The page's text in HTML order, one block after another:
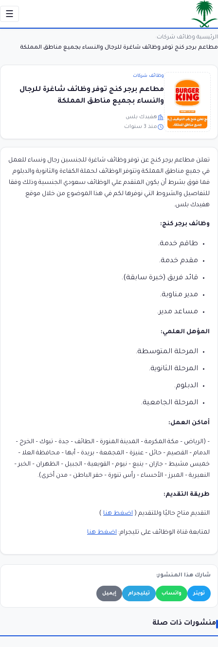
☰
الرئيسية وظائف شركات
مطاعم برجر كنج توفر وظائف شاغرة للرجال والنساء بجميع مناطق المملكة
وظائف شركات
مطاعم برجر كنج توفر وظائف شاغرة للرجال
والنساء بجميع مناطق المملكة
هفيدك بلس
منذ 3 سنوات
تعلن مطاعم برجر كنج عن توفر وظائف شاغرة للجنسين رجال ونساء للعمل
في جميع مناطق المملكة وتتوفر الوظائف لحملة الكفاءة والثانوية والدبلوم
فما فوق بشرط أن يكون المتقدم علي الوظائف سعودي الجنسية وذلك وفقا
للتفاصيل والشروط التي نوفرها لكم في هذا الموضوع من خلال موقع
هفيدك بلس.
وظائف برجر كنج:
طاقم خدمة.
مقدم خدمة.
قائد فريق (خبرة سابقة).
مدير مناوبة.
مساعد مدير.
المؤهل العلمي:
المرحلة المتوسطة.
المرحلة الثانوية.
الدبلوم.
المرحلة الجامعية.
أماكن العمل:
– (الرياض – مكة المكرمة – المدينة المنورة – الطائف – جدة – تبوك – الخرج –
الدمام – القصيم – حائل – عنيزة – المجمعة – بريدة – أبها – محافظة العلا –
خميس مشيط – جازان – ينبع – نيوم – القويعية – الجبيل – الظهران – الخبر –
النعيرية – المبرز – الأحساء – رأس تنورة – حفر الباطن – مدن أخرى).
طريقة التقديم:
التقديم متاح حاليًا وللتقديم ( اضغط هنا )
لمتابعة قناة الوظائف على تليجرام: اضغط هنا
شارك هذا المنشور:
تويتر واتساب تيليجرام إيميل
منشورات ذات صلة